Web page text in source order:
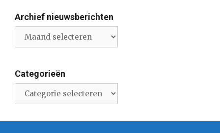
Archief nieuwsberichten
nieuwsberichten
Categorieën